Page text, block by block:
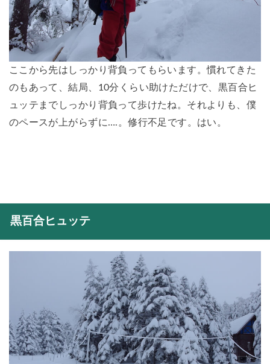
ここから先はしっかり背負ってもらいます。慣れてきた
のもあって、結局、10分くらい助けただけで、黒百合ヒ
ュッテまでしっかり背負って歩けたね。それよりも、僕
のペースが上がらずに….。修行不足です。はい。
黒百合ヒュッテ